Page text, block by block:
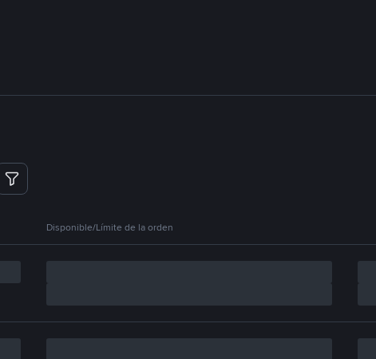
Disponible/Límite de la orden